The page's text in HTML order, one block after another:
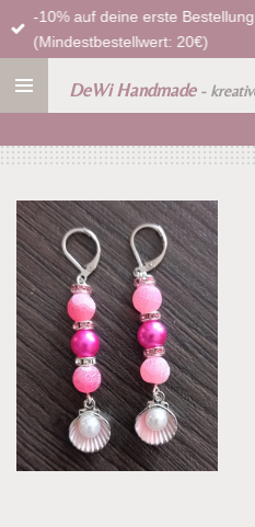
Zum
Hauptinhalt
DeWi Handmade -
-10% auf deine erste
(Mindestbestellwert: 20€)